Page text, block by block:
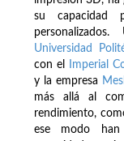
su capacidad
Universidad
con el
Imperial
y la empresa
más allá al
rendimiento,
ese modo han